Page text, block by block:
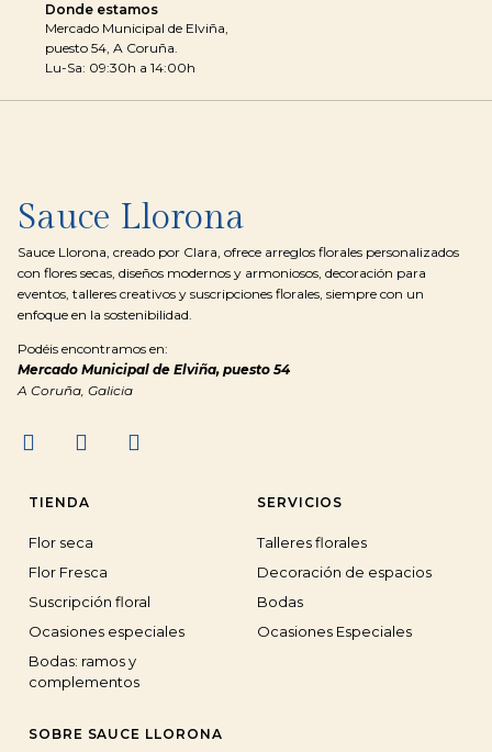
Donde estamos
Mercado Municipal de Elviña,
puesto 54, A Coruña.
Lu-Sa: 09:30h a 14:00h
Sauce Llorona
Sauce Llorona, creado por Clara, ofrece arreglos florales personalizados
con flores secas, diseños modernos y armoniosos, decoración para
eventos, talleres creativos y suscripciones florales, siempre con un
enfoque en la sostenibilidad.
Podéis encontramos en:
Mercado Municipal de Elviña, puesto 54
A Coruña, Galicia
TIENDA
Flor seca
Flor Fresca
Suscripción floral
Ocasiones especiales
Bodas: ramos y
complementos
SERVICIOS
Talleres florales
Decoración de espacios
Bodas
Ocasiones Especiales
SOBRE SAUCE LLORONA